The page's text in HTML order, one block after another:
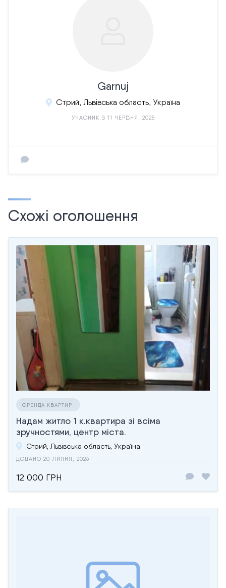
Garnuj
Стрий, Львівська область, Україна
УЧАСНИК З 11 ЧЕРВНЯ, 2025
Схожі оголошення
ОРЕНДА КВАРТИР
Надам житло 1 к.квартира зi всіма
зручностями, центр міста.
Стрий, Львівська область, Україна
ДОДАНО 20 ЛИПНЯ, 2026
12 000 ГРН